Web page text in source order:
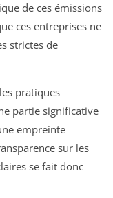
de ces émissions
ces entreprises ne
strictes de
pratiques
partie significative
empreinte
sur les
se fait donc